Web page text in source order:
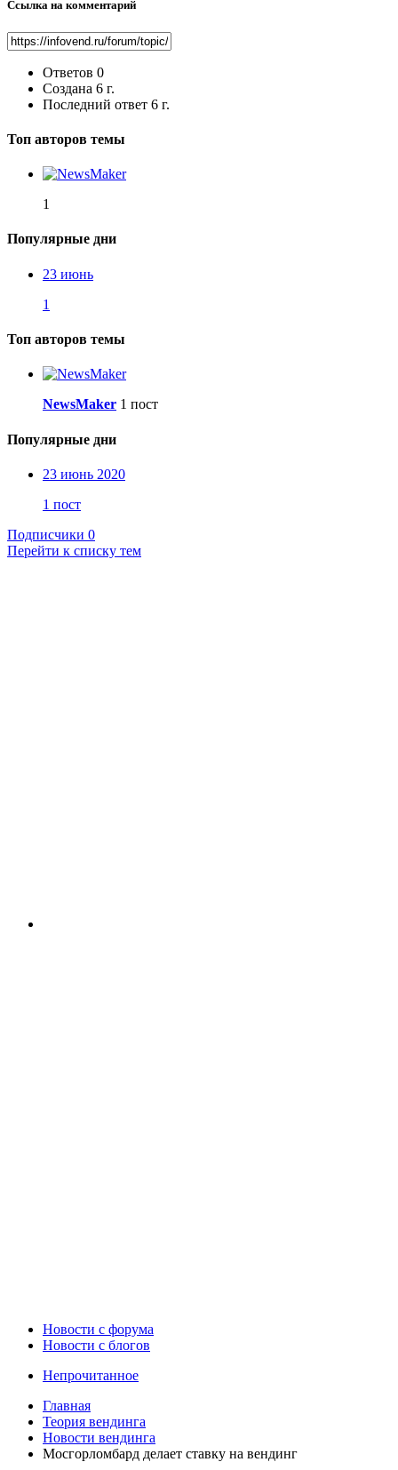
Ссылка на комментарий
Ответов 0
Создана 6 г.
Последний ответ 6 г.
Топ авторов темы
1
Популярные дни
23 июнь
1
Топ авторов темы
NewsMaker 1 пост
Популярные дни
23 июнь 2020
1 пост
Подписчики 0
Перейти к списку тем
Новости c форума
Новости с блогов
Непрочитанное
Главная
Теория вендинга
Новости вендинга
Мосгорломбард делает ставку на вендинг